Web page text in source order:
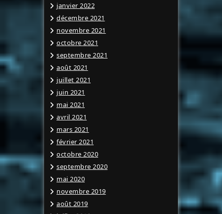
janvier 2022
décembre 2021
novembre 2021
octobre 2021
septembre 2021
août 2021
juillet 2021
juin 2021
mai 2021
avril 2021
mars 2021
février 2021
octobre 2020
septembre 2020
mai 2020
novembre 2019
août 2019